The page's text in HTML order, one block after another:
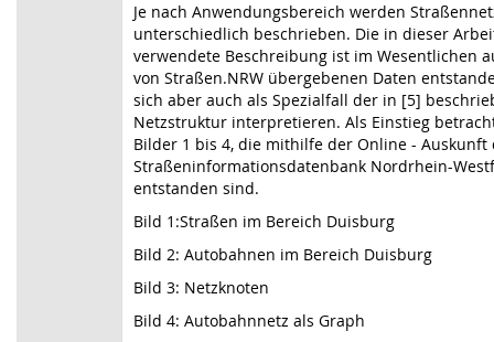
Je nach Anwendungsbereich werden
unterschiedlich beschrieben. Die in dieser
verwendete Beschreibung ist im Wesentlichen
von Straßen.NRW übergebenen Daten
sich aber auch als Spezialfall der in [5]
Netzstruktur interpretieren. Als Einstieg
Bilder 1 bis 4, die mithilfe der Online - Auskunft
Straßeninformationsdatenbank Nordrhein-
entstanden sind.
Bild 1:Straßen im Bereich Duisburg
Bild 2: Autobahnen im Bereich Duisburg
Bild 3: Netzknoten
Bild 4: Autobahnnetz als Graph